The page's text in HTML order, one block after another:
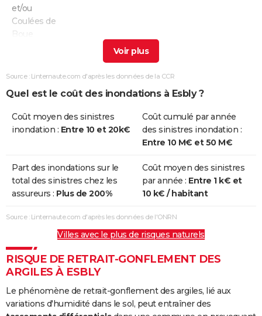
et/ou
Coulées de
Boue
et/ou
Boue
19/06/2021 22/06/2021
Inondations
et/ou
03/02/2021 16/02/2021 14 j Oui
Inondations
et/ou
Coulées de
22/01/2021 12/02/2021 22 j Non
Inondations
et/ou
Coulées de
Boue
Source : Linternaute.com d'après les données de la CCR
Quel est le coût des inondations à Esbly ?
Coût moyen des sinistres
inondation : Entre 10 et 20k€
Coût cumulé par année
des sinistres inondation :
Entre 10 M€ et 50 M€
Part des inondations sur le
total des sinistres chez les
assureurs : Plus de 200%
Coût moyen des sinistres
par année : Entre 1 k€ et
10 k€ / habitant
Source : Linternaute.com d'après les données de l'ONRN
Villes avec le plus de risques naturels
RISQUE DE RETRAIT-GONFLEMENT DES
ARGILES À ESBLY
Le phénomène de retrait-gonflement des argiles, lié aux
variations d'humidité dans le sol, peut entraîner des